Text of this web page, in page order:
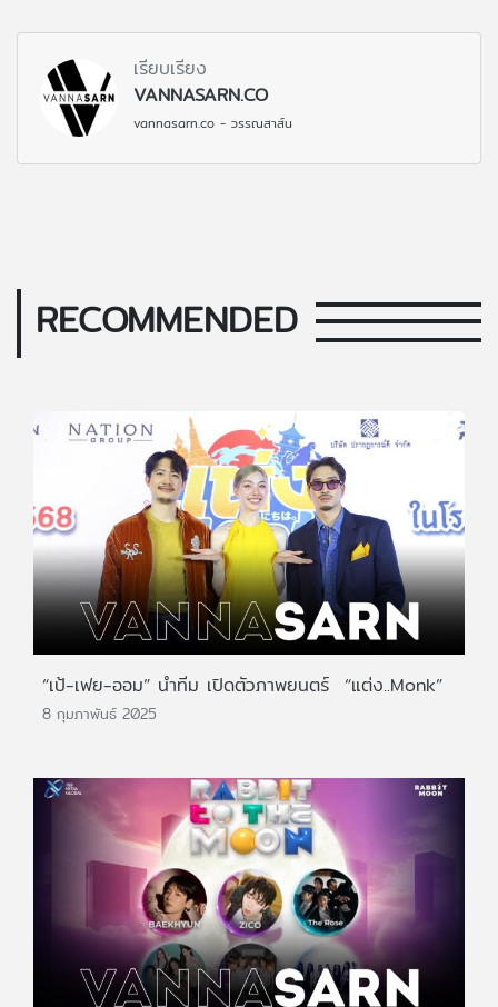
เรียบเรียง
VANNASARN.CO
vannasarn.co - วรรณสาส์น
RECOMMENDED
“เป้-เฟย-ออม” นำทีม เปิดตัวภาพยนตร์ “แต่ง..Monk”
8 กุมภาพันธ์ 2025